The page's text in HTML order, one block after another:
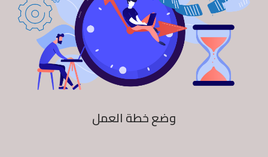
وضع خطة العمل